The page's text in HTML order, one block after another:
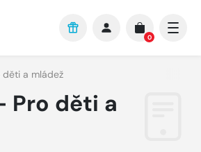
0
děti a mládež
Pro děti a